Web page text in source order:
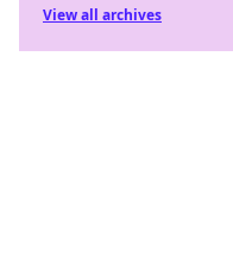
View all archives